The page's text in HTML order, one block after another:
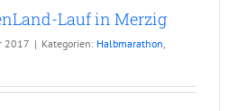
Lauf in Merzig
2017 | Kategorien: Halbmarathon,